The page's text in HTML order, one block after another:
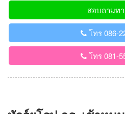
สอบถามทา
โทร 086-
โทร 081-